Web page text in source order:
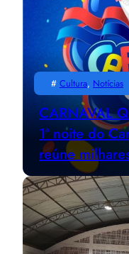
# Cultura, Notícias
CARNAVAL
1ª noite do
reúne